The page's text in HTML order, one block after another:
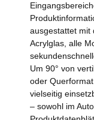
ausgestattet mit
Acrylglas, alle
Um 90° von
oder
vielseitig
– sowohl im